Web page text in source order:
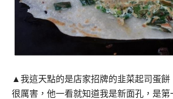
▲我這天點的是店家招牌的韭菜起司蛋餅
很厲害，他一看就知道我是新面孔，是第